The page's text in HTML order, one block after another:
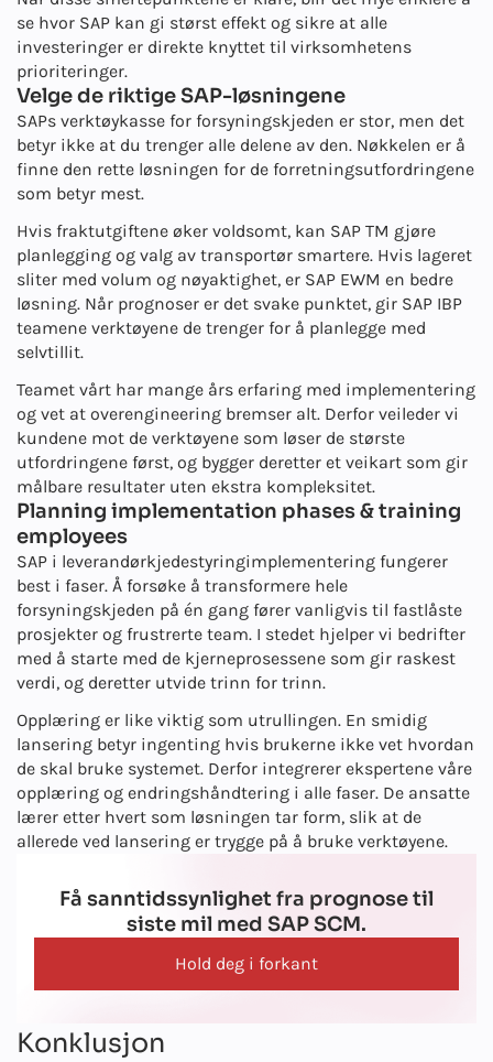
se hvor SAP kan gi størst effekt og sikre at alle
investeringer er direkte knyttet til virksomhetens
prioriteringer.
Velge de riktige SAP-løsningene
SAPs verktøykasse for forsyningskjeden er stor, men det
betyr ikke at du trenger alle delene av den. Nøkkelen er å
finne den rette løsningen for de forretningsutfordringene
som betyr mest.
Hvis fraktutgiftene øker voldsomt, kan SAP TM gjøre
planlegging og valg av transportør smartere. Hvis lageret
sliter med volum og nøyaktighet, er SAP EWM en bedre
løsning. Når prognoser er det svake punktet, gir SAP IBP
teamene verktøyene de trenger for å planlegge med
selvtillit.
Teamet vårt har mange års erfaring med implementering
og vet at overengineering bremser alt. Derfor veileder vi
kundene mot de verktøyene som løser de største
utfordringene først, og bygger deretter et veikart som gir
målbare resultater uten ekstra kompleksitet.
Planning implementation phases & training
employees
SAP i leverandørkjedestyringimplementering fungerer
best i faser. Å forsøke å transformere hele
forsyningskjeden på én gang fører vanligvis til fastlåste
prosjekter og frustrerte team. I stedet hjelper vi bedrifter
med å starte med de kjerneprosessene som gir raskest
verdi, og deretter utvide trinn for trinn.
Opplæring er like viktig som utrullingen. En smidig
lansering betyr ingenting hvis brukerne ikke vet hvordan
de skal bruke systemet. Derfor integrerer ekspertene våre
opplæring og endringshåndtering i alle faser. De ansatte
lærer etter hvert som løsningen tar form, slik at de
allerede ved lansering er trygge på å bruke verktøyene.
Få sanntidssynlighet fra prognose til
siste mil med SAP SCM.
Hold deg i forkant
Konklusjon